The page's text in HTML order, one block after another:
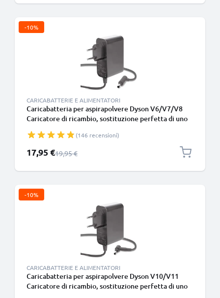
-10%
CARICABATTERIE E ALIMENTATORI
Caricabatteria per aspirapolvere Dyson V6/V7/V8
Caricatore di ricambio, sostituzione perfetta di uno
aspiratore
(146 recensioni)
Prezzo speciale
17,95 €Prezzo normale
19,95 €
-10%
CARICABATTERIE E ALIMENTATORI
Caricabatteria per aspirapolvere Dyson V10/V11
Caricatore di ricambio, sostituzione perfetta di uno